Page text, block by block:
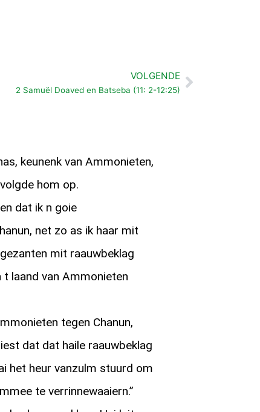
VOLGENDE
2 Samuël Doaved en Batseba (11: 2-12:25)Volgende
keunenk van Ammonieten,
hom op.
dat ik n goie
net zo as ik haar mit
mit raauwbeklag
t laand van Ammonieten
tegen Chanun,
dat dat haile raauwbeklag
het heur vanzulm stuurd om
te verrinnewaaiern.”